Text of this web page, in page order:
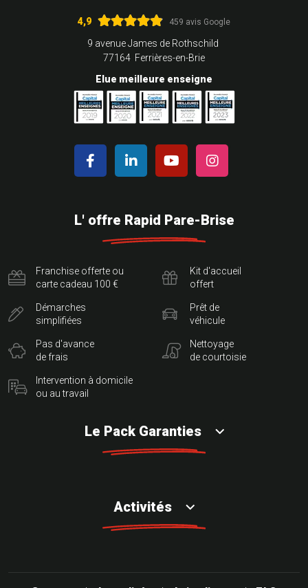
4,9 459 avis Google
9 avenue James de Rothschild
77164 Ferrières-en-Brie
Elue meilleure enseigne
L' offre Rapid Pare-Brise
Franchise offerte ou
carte cadeau 100 €
Démarches
simplifiées
Pas d'avance
de frais
Intervention à domicile
ou au travail
Kit d'accueil
offert
Prêt de
véhicule
Nettoyage
de courtoisie
Le Pack Garanties
Activités